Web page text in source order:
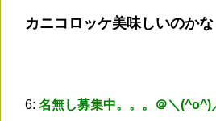
カニコロッケ美味しいのかな
6: 名無し募集中。。。＠＼(^o^)